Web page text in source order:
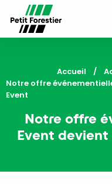
Accueil
Current:
Notre offre
Event
Notre offre
Event